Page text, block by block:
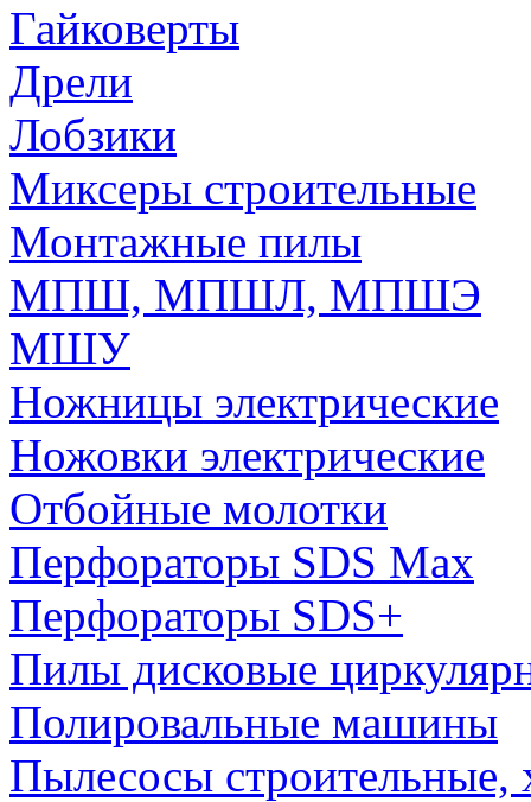
Гайковерты
Дрели
Лобзики
Миксеры строительные
Монтажные пилы
МПШ, МПШЛ, МПШЭ
МШУ
Ножницы электрические
Ножовки электрические
Отбойные молотки
Перфораторы SDS Max
Перфораторы SDS+
Пилы дисковые
Полировальные машины
Пылесосы строительные,